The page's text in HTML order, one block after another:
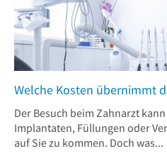
Welche Kosten übernimmt
Der Besuch beim Zahnarzt
Implantaten, Füllungen oder
auf Sie zu kommen. Doch was...